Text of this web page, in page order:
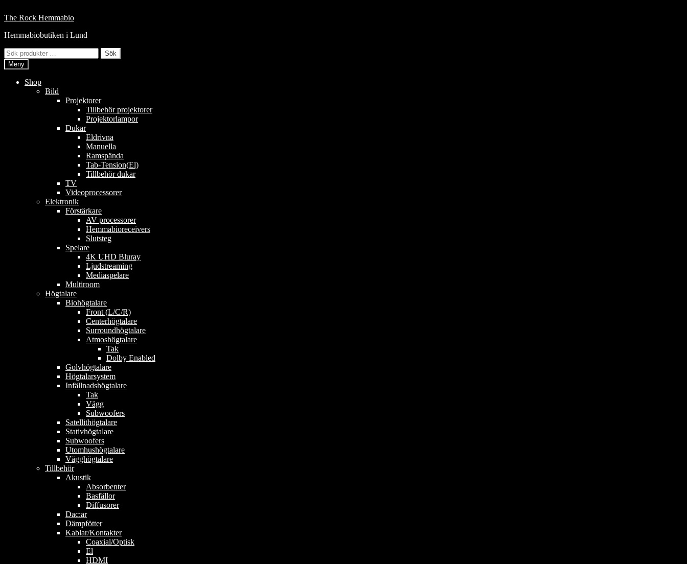
till
Hoppa
navigering
Hoppa
innehåll
The Rock Hemmabio
Hemmabiobutiken i Lund
Sök
efter:
Sök
Meny
Shop
Bild
Projektorer
Tillbehör projektorer
Projektorlampor
Dukar
Eldrivna
Manuella
Ramspända
Tab-Tension(El)
Tillbehör dukar
TV
Videoprocessorer
Elektronik
Förstärkare
AV processorer
Hemmabioreceivers
Slutsteg
Spelare
4K UHD Bluray
Ljudstreaming
Mediaspelare
Multiroom
Högtalare
Biohögtalare
Front (L/C/R)
Centerhögtalare
Surroundhögtalare
Atmoshögtalare
Tak
Dolby Enabled
Golvhögtalare
Högtalarsystem
Infällnadshögtalare
Tak
Vägg
Subwoofers
Satellithögtalare
Stativhögtalare
Subwoofers
Utomhushögtalare
Vägghögtalare
Tillbehör
Akustik
Absorbenter
Basfällor
Diffusorer
Dac:ar
Dämpfötter
Kablar/Kontakter
Coaxial/Optisk
El
HDMI